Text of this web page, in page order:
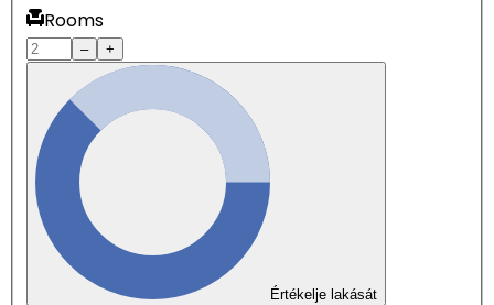
Rooms
– +
Értékelje lakását